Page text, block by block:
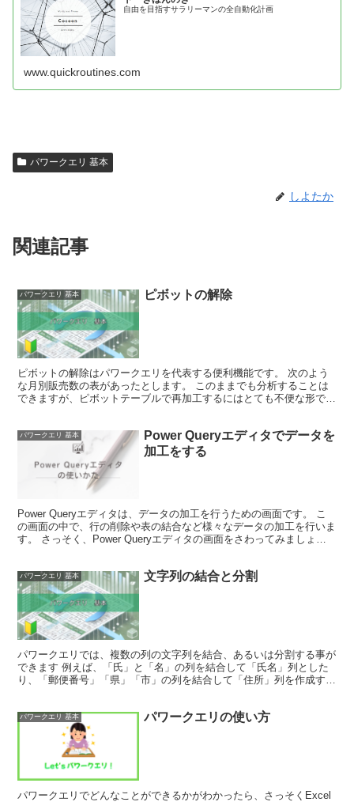
自由を目指すサラリーマンの全自動化計画
www.quickroutines.com
パワークエリ 基本
しよたか
関連記事
パワークエリ 基本 ピボットの解除
ピボットの解除はパワークエリを代表する便利機能です。 次のよう
な月別販売数の表があったとします。 このままでも分析することは
できますが、ピボットテーブルで再加工するにはとても不便な形で
パワークエリ 基本
Power Queryエディタでデータを
加工をする
Power Queryエディタは、データの加工を行うための画面です。 こ
の画面の中で、行の削除や表の結合など様々なデータの加工を行いま
す。 さっそく、Power Queryエディタの画面をさわってみましょ
パワークエリ 基本 文字列の結合と分割
パワークエリでは、複数の列の文字列を結合、あるいは分割する事が
できます 例えば、「氏」と「名」の列を結合して「氏名」列とした
り、「郵便番号」「県」「市」の列を結合して「住所」列を作成する
パワークエリ 基本 パワークエリの使い方
パワークエリでどんなことができるかがわかったら、さっそくExcel